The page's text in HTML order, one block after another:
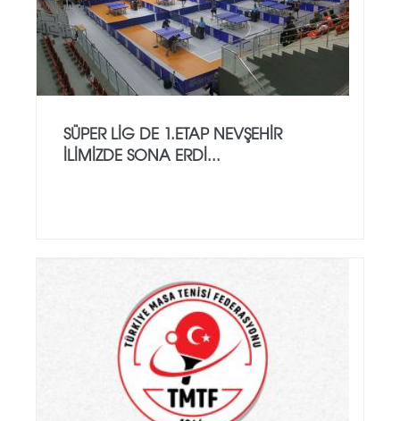
SÜPER LİG DE 1.ETAP NEVŞEHİR
İLİMİZDE SONA ERDİ...